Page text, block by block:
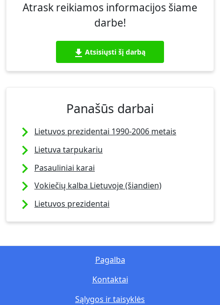
Atrask reikiamos informacijos šiame
darbe!
Atsisiųsti šį darbą
Panašūs darbai
Lietuvos prezidentai 1990-2006 metais
Lietuva tarpukariu
Pasauliniai karai
Vokiečių kalba Lietuvoje (šiandien)
Lietuvos prezidentai
Sąlygos ir taisyklės
Kontaktai
Pagalba